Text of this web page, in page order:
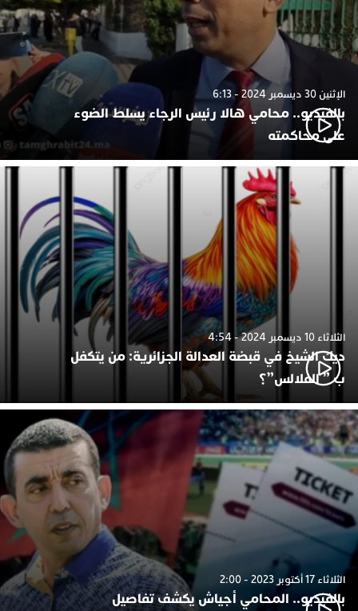
الإثنين 30 ديسمبر 2024 - 6:13
بالفيديو.. محامي هالا رئيس الرجاء يسلط الضوء
على محاكمته
الثلاثاء 10 ديسمبر 2024 - 4:54
ديك الشيخ في قبضة العدالة الجزائرية: من يتكفل
ب ” الفلالس”؟
الثلاثاء 17 أكتوبر 2023 - 2:00
بالفيديو.. المحامي أجياش يكشف تفاصيل